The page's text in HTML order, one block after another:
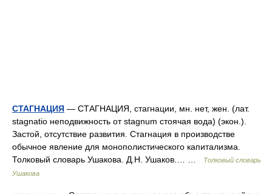
СТАГНАЦИЯ — СТАГНАЦИЯ, стагнации, мн. нет, жен. (лат.
stagnatio неподвижность от stagnum стоячая вода) (экон.).
Застой, отсутствие развития. Стагнация в производстве
обычное явление для монополистического капитализма.
Толковый словарь Ушакова. Д.Н. Ушаков.… …
Толковый словарь
Ушакова